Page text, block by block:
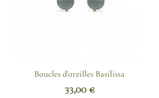
Boucles d'oreilles Basilissa
Prix
33,00 €